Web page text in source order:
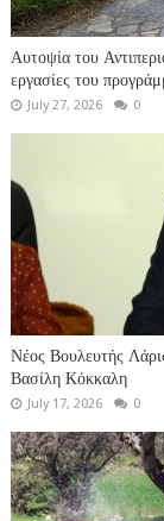
Αυτοψία του
εργασίες του
July 27, 2026 0
Νέος Βουλευτής
Βασίλη Κόκκαλη
July 17, 2026 0